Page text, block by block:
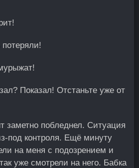
Показал! Отстаньте уже от
заметно побледнел. Ситуация
под контроля. Ещё минуту
на меня с подозрением и
уже смотрели на него. Бабка